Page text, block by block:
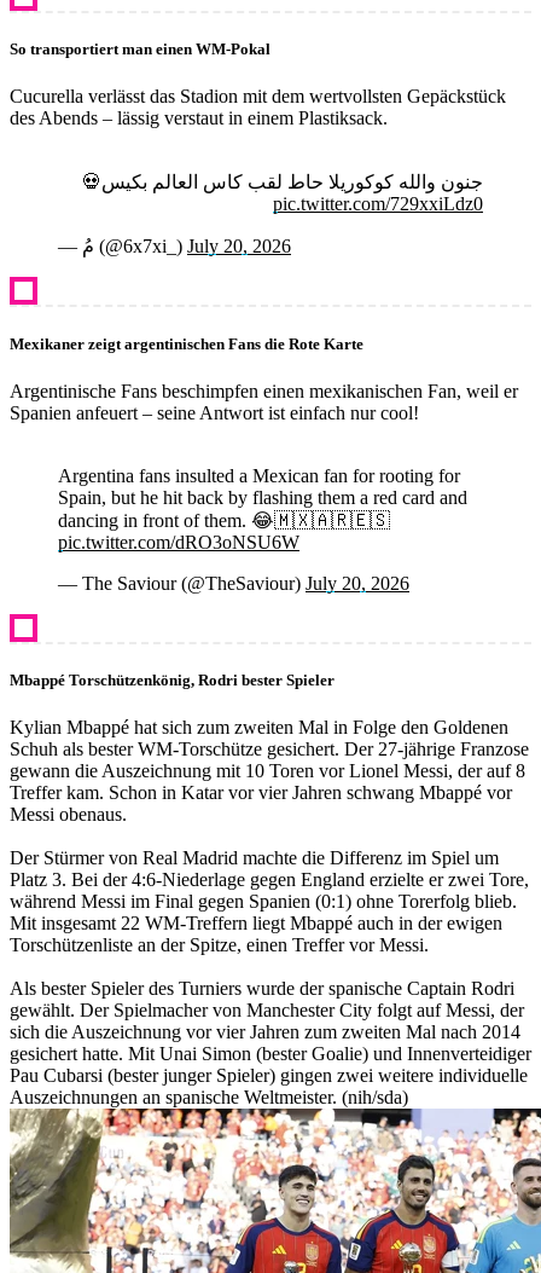
So transportiert man einen WM-Pokal
Cucurella verlässt das Stadion mit dem wertvollsten Gepäckstück
des Abends – lässig verstaut in einem Plastiksack.
جنون والله كوكوريلا حاط لقب كاس العالم بكيس💀
pic.twitter.com/729xxiLdz0
— مُ (@6x7xi_) July 20, 2026
Mexikaner zeigt argentinischen Fans die Rote Karte
Argentinische Fans beschimpfen einen mexikanischen Fan, weil er
Spanien anfeuert – seine Antwort ist einfach nur cool!
Argentina fans insulted a Mexican fan for rooting for
Spain, but he hit back by flashing them a red card and
dancing in front of them. 😂🇲🇽🇦🇷🇪🇸
pic.twitter.com/dRO3oNSU6W
— The Saviour (@TheSaviour) July 20, 2026
Mbappé Torschützenkönig, Rodri bester Spieler
Kylian Mbappé hat sich zum zweiten Mal in Folge den Goldenen
Schuh als bester WM-Torschütze gesichert. Der 27-jährige Franzose
gewann die Auszeichnung mit 10 Toren vor Lionel Messi, der auf 8
Treffer kam. Schon in Katar vor vier Jahren schwang Mbappé vor
Messi obenaus.
Der Stürmer von Real Madrid machte die Differenz im Spiel um
Platz 3. Bei der 4:6-Niederlage gegen England erzielte er zwei Tore,
während Messi im Final gegen Spanien (0:1) ohne Torerfolg blieb.
Mit insgesamt 22 WM-Treffern liegt Mbappé auch in der ewigen
Torschützenliste an der Spitze, einen Treffer vor Messi.
Als bester Spieler des Turniers wurde der spanische Captain Rodri
gewählt. Der Spielmacher von Manchester City folgt auf Messi, der
sich die Auszeichnung vor vier Jahren zum zweiten Mal nach 2014
gesichert hatte. Mit Unai Simon (bester Goalie) und Innenverteidiger
Pau Cubarsi (bester junger Spieler) gingen zwei weitere individuelle
Auszeichnungen an spanische Weltmeister. (nih/sda)